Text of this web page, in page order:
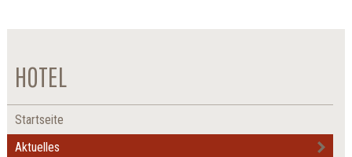
HOTEL
Startseite
Aktuelles